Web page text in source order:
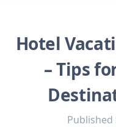
Hotel
– Tips
Published